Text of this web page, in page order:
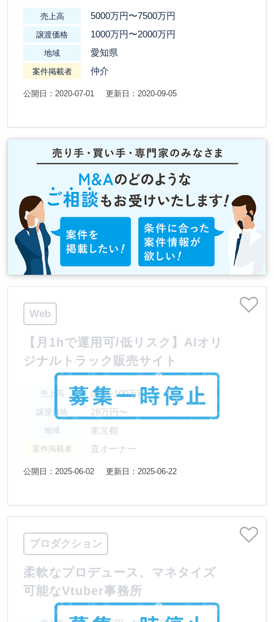
売上高 5000万円〜7500万円
譲渡価格 1000万円〜2000万円
地域 愛知県
案件掲載者 仲介
公開日：2020-07-01 更新日：2020-09-05
Web
【月1hで運用可/低リスク】AIオリ
ジナルトラック販売サイト
売上高 0円〜100万円
譲渡価格 28万円〜
地域 東京都
案件掲載者 直オーナー
公開日：2025-06-02 更新日：2025-06-22
プロダクション
柔軟なプロデュース、マネタイズ
可能なVtuber事務所